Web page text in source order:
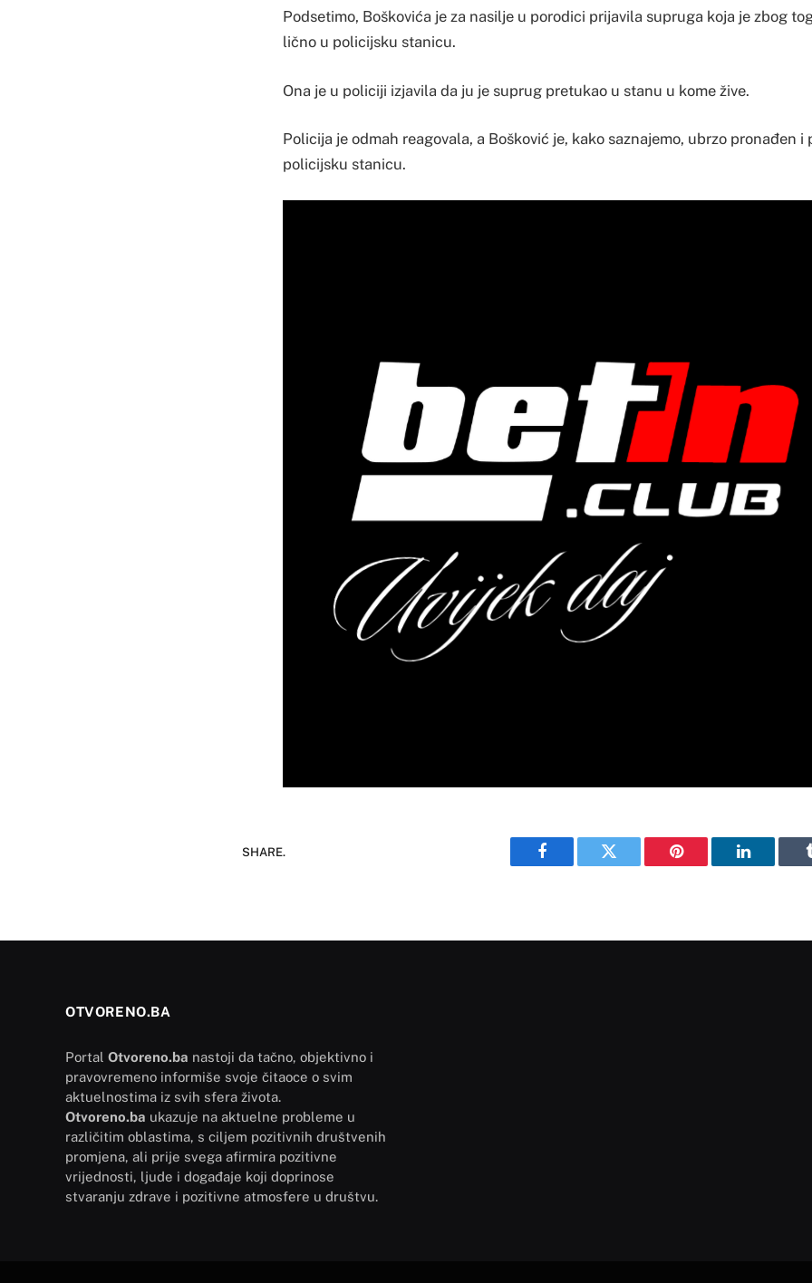
Podsetimo, Boškovića je za nasilje u porodici prijavila supruga koja je zbog
lično u policijsku stanicu.
Ona je u policiji izjavila da ju je suprug pretukao u stanu u kome žive.
Policija je odmah reagovala, a Bošković je, kako saznajemo, ubrzo pronađen i
policijsku stanicu.
SHARE.
Facebook Twitter Pinterest LinkedIn
OTVORENO.BA
Portal Otvoreno.ba nastoji da tačno, objektivno i
pravovremeno informiše svoje čitaoce o svim
aktuelnostima iz svih sfera života.
Otvoreno.ba ukazuje na aktuelne probleme u
različitim oblastima, s ciljem pozitivnih društvenih
promjena, ali prije svega afirmira pozitivne
vrijednosti, ljude i događaje koji doprinose
stvaranju zdrave i pozitivne atmosfere u društvu.